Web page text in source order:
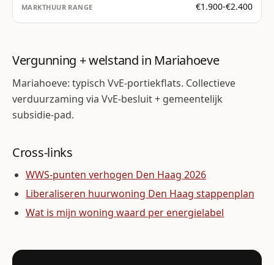
€1.900-€2.400
Vergunning + welstand in Mariahoeve
Mariahoeve: typisch VvE-portiekflats. Collectieve
verduurzaming via VvE-besluit + gemeentelijk
subsidie-pad.
Cross-links
WWS-punten verhogen Den Haag 2026
Liberaliseren huurwoning Den Haag stappenplan
Wat is mijn woning waard per energielabel